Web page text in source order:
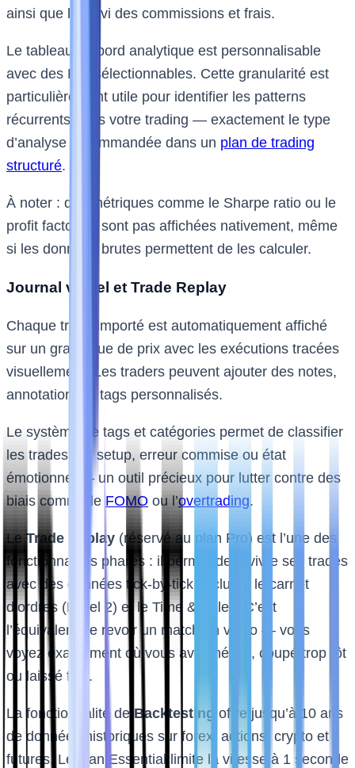
ainsi que le suivi des commissions et frais.
Le tableau de bord analytique est personnalisable
avec des KPI sélectionnables. Cette granularité est
particulièrement utile pour identifier les patterns
récurrents dans votre trading — exactement le type
d’analyse recommandée dans un plan de trading
structuré.
À noter : des métriques comme le Sharpe ratio ou le
profit factor ne sont pas affichées nativement, même
si les données brutes permettent de les calculer.
Journal visuel et Trade Replay
Chaque trade importé est automatiquement affiché
sur un graphique de prix avec les exécutions tracées
visuellement. Les traders peuvent ajouter des notes,
annotations et tags personnalisés.
Le système de tags et catégories permet de classifier
les trades par setup, erreur commise ou état
émotionnel — un outil précieux pour lutter contre des
biais comme le FOMO ou l’overtrading.
LeTrade Replay (réservé au plan Pro) est l’une des
fonctionnalités phares : il permet de revivre ses trades
avec des données tick-by-tick, incluant le carnet
d’ordres (Level 2) et le Time & Sales. C’est
l’équivalent de revoir un match en vidéo — vous
voyez exactement où vous avez hésité, coupé trop tôt
ou laissé filer.
La fonctionnalité de Backtesting offre jusqu’à 10 ans
de données historiques sur forex, actions, crypto et
futures. Le plan Essential limite la vitesse à 1 seconde